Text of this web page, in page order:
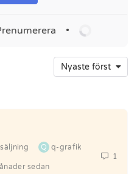
•
Nyaste först
Q q-grafik
sedan
1